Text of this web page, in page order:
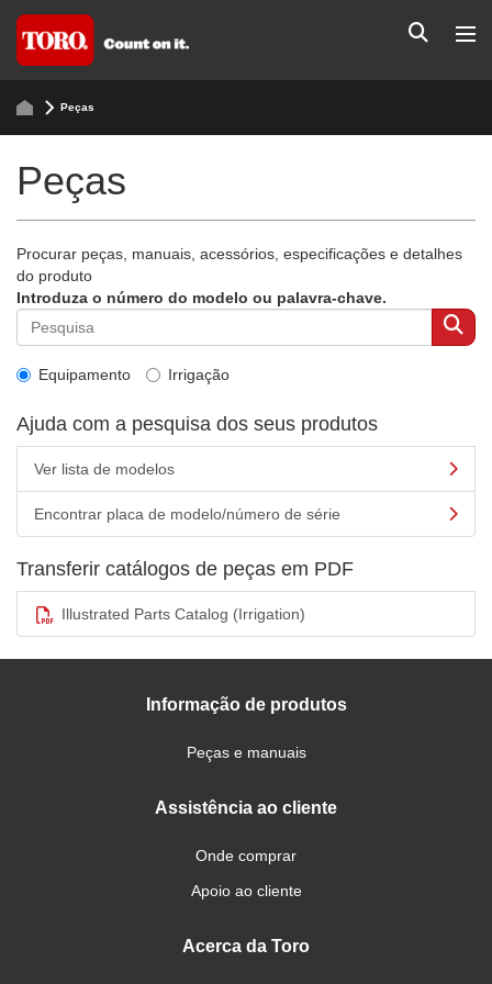
Peças
Peças
Procurar peças, manuais, acessórios, especificações e detalhes
do produto
Introduza o número do modelo ou palavra-chave.
Equipamento Irrigação
Ajuda com a pesquisa dos seus produtos
Ver lista de modelos
Encontrar placa de modelo/número de série
Transferir catálogos de peças em PDF
Illustrated Parts Catalog (Irrigation)
Informação de produtos
Peças e manuais
Assistência ao cliente
Onde comprar
Apoio ao cliente
Acerca da Toro